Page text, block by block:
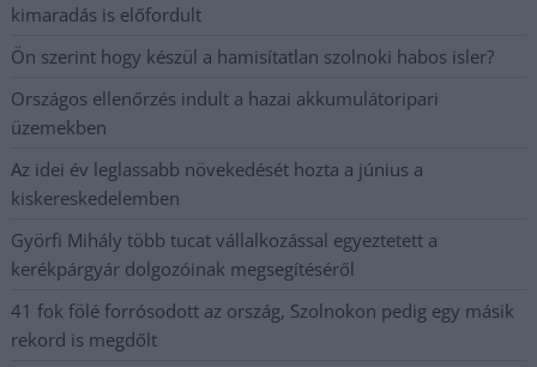
kimaradás is előfordult
Ön szerint hogy készül a hamisítatlan szolnoki habos isler?
Országos ellenőrzés indult a hazai akkumulátoripari
üzemekben
Az idei év leglassabb növekedését hozta a június a
kiskereskedelemben
Györfi Mihály több tucat vállalkozással egyeztetett a
kerékpárgyár dolgozóinak megsegítéséről
41 fok fölé forrósodott az ország, Szolnokon pedig egy másik
rekord is megdőlt